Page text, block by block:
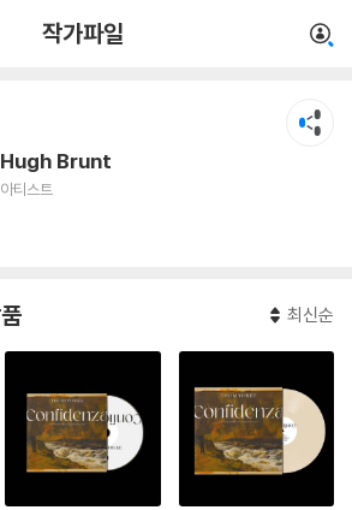
작가파일
Hugh Brunt
아티스트
최신순